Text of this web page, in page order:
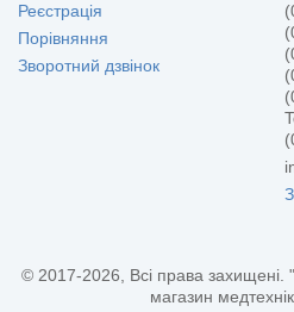
Реєстрація
Порівняння
Зворотний дзвінок
© 2017-2026, Всі права захищені.
магазин